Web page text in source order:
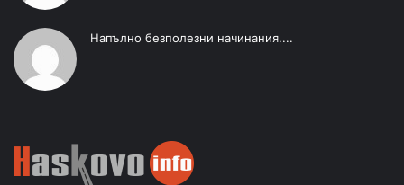
Напълно безполезни начинания....